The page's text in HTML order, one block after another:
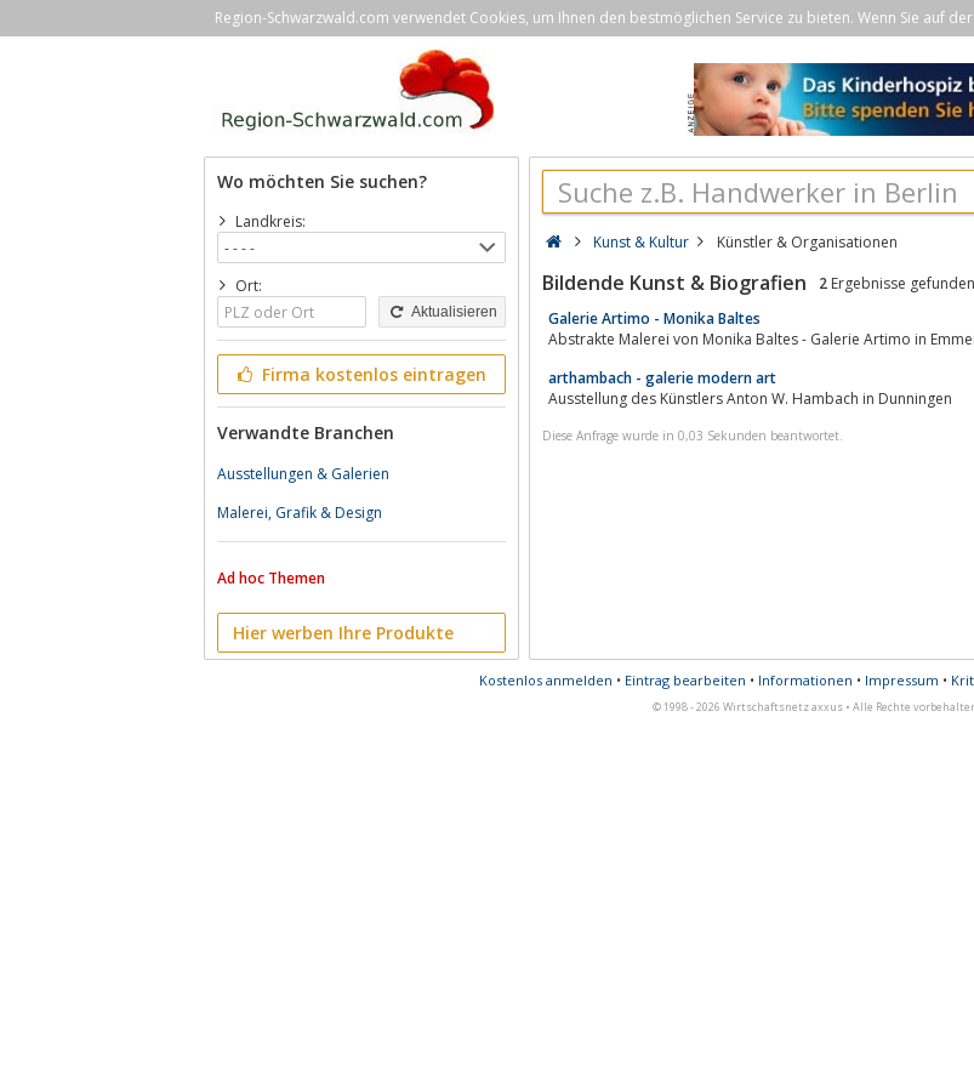
Region-Schwarzwald.com verwendet Cookies, um Ihnen den bestmöglichen Service zu bieten. Wenn Sie auf
Wo möchten Sie suchen?
Landkreis:
Ort:
Aktualisieren
Firma kostenlos eintragen
Verwandte Branchen
Ausstellungen & Galerien
Malerei, Grafik & Design
Ad hoc Themen
Hier werben Ihre Produkte
Kunst & Kultur Künstler & Organisationen
Bildende Kunst & Biografien 2 Ergebnisse gefunden
Galerie Artimo - Monika Baltes
Abstrakte Malerei von Monika Baltes - Galerie Artimo in
arthambach - galerie modern art
Ausstellung des Künstlers Anton W. Hambach in Dunningen
Diese Anfrage wurde in 0,03 Sekunden beantwortet.
Kostenlos anmelden • Eintrag bearbeiten • Informationen • Impressum •
© 1998 - 2026 Wirtschaftsnetz axxus • Alle Rechte